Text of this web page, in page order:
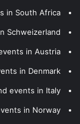
in South Africa
Schweizerland
in Austria
in Denmark
events in Italy
in Norway